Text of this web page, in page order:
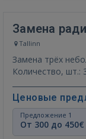
Замена
Tallinn
Замена трёх
Количество, шт.:
Ценовые
Предложение 1
От 300 до 450€